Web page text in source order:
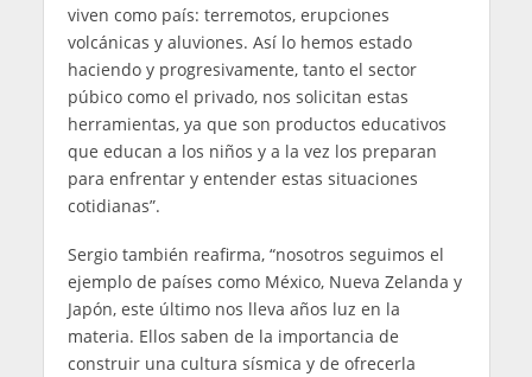
viven como país: terremotos, erupciones
volcánicas y aluviones. Así lo hemos estado
haciendo y progresivamente, tanto el sector
púbico como el privado, nos solicitan estas
herramientas, ya que son productos educativos
que educan a los niños y a la vez los preparan
para enfrentar y entender estas situaciones
cotidianas”.
Sergio también reafirma, “nosotros seguimos el
ejemplo de países como México, Nueva Zelanda y
Japón, este último nos lleva años luz en la
materia. Ellos saben de la importancia de
construir una cultura sísmica y de ofrecerla